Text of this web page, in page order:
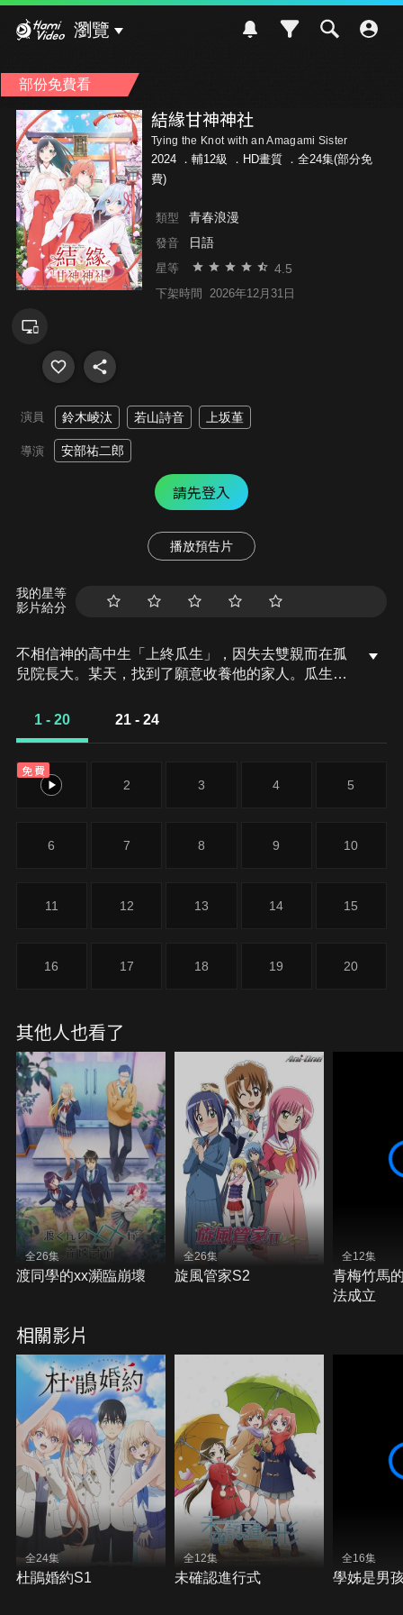
瀏覽
部份免費看
結緣甘神神社
Tying the Knot with an Amagami Sister
2024 ． 輔12級
．HD畫質 ．全24集(部分免
費)
類型 青春浪漫
發音 日語
星等 4.5
下架時間 2026年12月31日
演員 鈴木崚汰 若山詩音 上坂堇
導演 安部祐二郎
請先登入
播放預告片
我的星等
影片給分
不相信神的高中生「上終瓜生」，因失去雙親而在孤
兒院長大。某天，找到了願意收養他的家人。瓜生以
的環境而高興，但沒想到收養他的居然是神社。而
跟他同住一個屋簷下。瓜生被這突如其來跟巫女三姊
妹的共同生活，掀起了各種大大小小的風波……。
1 - 20 21 - 24
免費
1 2 3 4 5
6 7 8 9 10
11 12 13 14 15
16 17 18 19 20
其他人也看了
全26集
渡同學的xx瀕臨崩壞
全26集
旋風管家S2
全12集
青梅竹馬
法成立
相關影片
全24集
杜鵑婚約S1
全12集
未確認進行式
全16集
學姊是男